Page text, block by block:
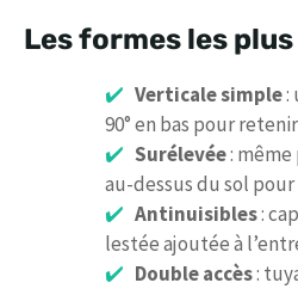
Les formes les
Verticale simple:
90° en bas pour
Surélevée: même
au-dessus du sol
Antinuisibles:
lestée ajoutée à
Double accès: